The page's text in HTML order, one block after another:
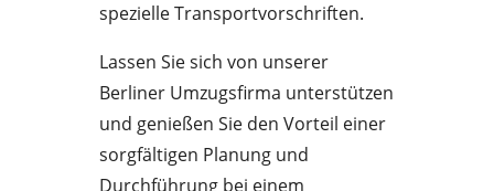
spezielle Transportvorschriften.
Lassen Sie sich von unserer
Berliner Umzugsfirma unterstützen
und genießen Sie den Vorteil einer
sorgfältigen Planung und
Durchführung bei einem